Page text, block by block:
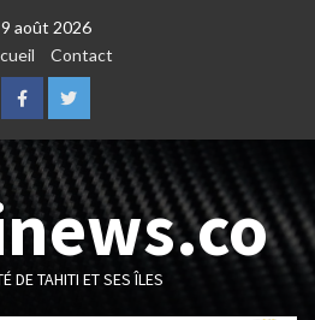
9 août 2026
Contact
FacebookTwitter
DE TAHITI ET SES ÎLES